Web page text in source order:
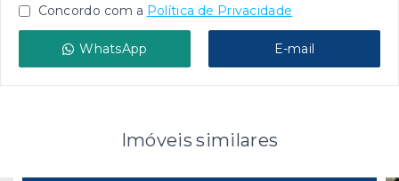
Concordo com a Política de Privacidade
WhatsApp E-mail
Imóveis similares